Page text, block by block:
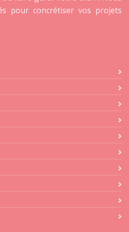
pour concrétiser vos projets